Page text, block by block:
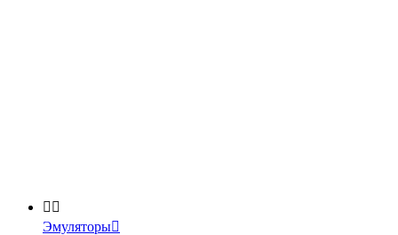
 
Эмуляторы